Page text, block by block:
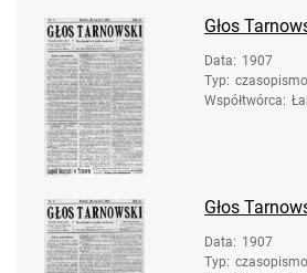
Głos
Data: 1907
Typ: czasopismo
Współtwórca:
Głos
Data: 1907
Typ: czasopismo